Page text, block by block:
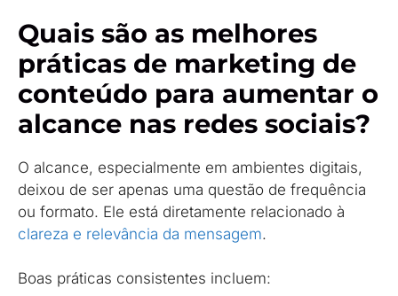
Quais são as melhores
práticas de marketing de
conteúdo para aumentar o
alcance nas redes sociais?
O alcance, especialmente em ambientes digitais,
deixou de ser apenas uma questão de frequência
ou formato. Ele está diretamente relacionado à
clareza e relevância da mensagem.
Boas práticas consistentes incluem: